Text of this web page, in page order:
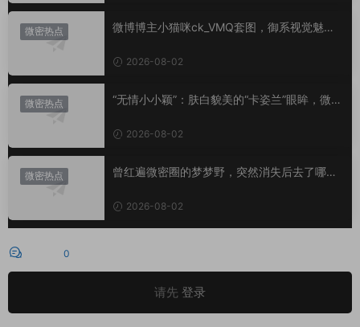
微密热点
微博博主小猫咪ck_VMQ套图，御系视觉魅力
2026-08-02
微密热点
“无情小小颖”：肤白貌美的“卡姿兰”眼眸，微密
2026-08-02
微密热点
曾红遍微密圈的梦梦野，突然消失后去了哪
2026-08-02
0
请先 登录